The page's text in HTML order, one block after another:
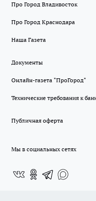
Про Город Владивосток
Про Город Краснодара
Наша Газета
Документы
Онлайн-газета "ПроГород"
Технические требования к
Публичная оферта
Мы в социальных сетях